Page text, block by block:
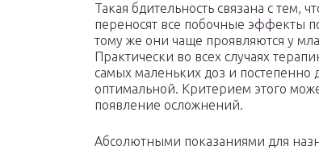
Такая бдительность связана с тем,
переносят все побочные эффекты
тому же они чаще проявляются у
Практически во всех случаях
самых маленьких доз и постепенно
оптимальной. Критерием этого
появление осложнений.
Абсолютными показаниями для